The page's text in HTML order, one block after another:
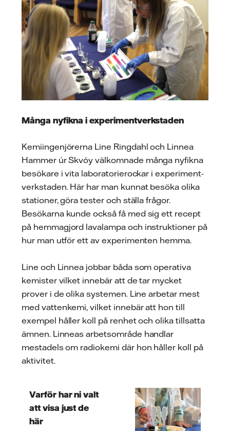
Många nyfikna i experimentverkstaden
Kemiingenjörerna Line Ringdahl och Linnea
Hammer úr Skvóy välkomnade många nyfikna
besökare i vita laboratorierockar i experiment­
verkstaden. Här har man kunnat besöka olika
stationer, göra tester och ställa frågor.
Besökarna kunde också få med sig ett recept
på hemmagjord lavalampa och instruktioner på
hur man utför ett av experimenten hemma.
Line och Linnea jobbar båda som operativa
kemister vilket innebär att de tar mycket
prover i de olika systemen. Line arbetar mest
med vattenkemi, vilket innebär att hon till
exempel håller koll på renhet och olika tillsatta
ämnen. Linneas arbetsområde handlar
mestadels om radiokemi där hon håller koll på
aktivitet.
Varför har ni valt
att visa just de
här